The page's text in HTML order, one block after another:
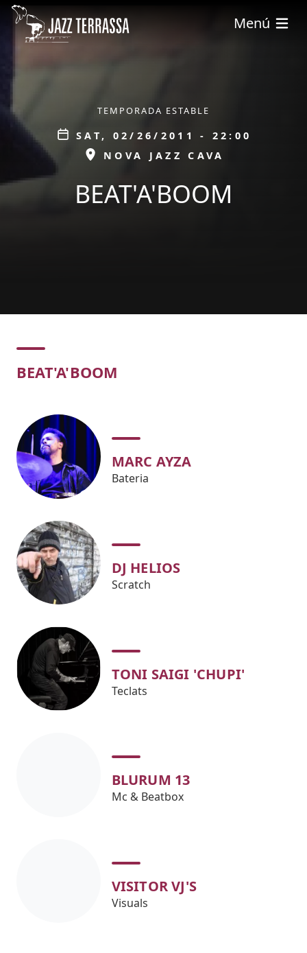
Skip to main content
Menú
TEMPORADA ESTABLE
Data
SAT, 02/26/2011 - 22:00
ESPAI
NOVA JAZZ CAVA
BEAT'A'BOOM
Concert
BEAT'A'BOOM
MARC AYZA
Bateria
DJ HELIOS
Scratch
TONI SAIGI 'CHUPI'
Teclats
BLURUM 13
Mc & Beatbox
VISITOR VJ'S
Visuals